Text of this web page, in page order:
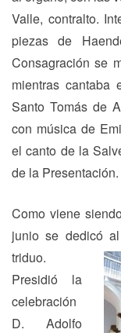
Valle, contralto.
piezas de
Consagración se
mientras cantaba
Santo Tomás de
con música de
el canto de la
de la Presentación.
Como viene
junio se dedicó al
triduo.
Presidió la
celebración
D. Adolfo